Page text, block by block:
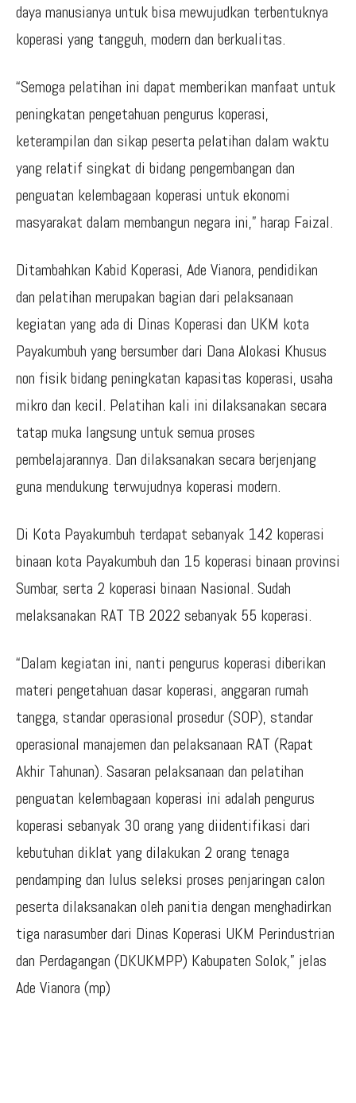
daya manusianya untuk bisa mewujudkan terbentuknya
koperasi yang tangguh, modern dan berkualitas.
“Semoga pelatihan ini dapat memberikan manfaat untuk
peningkatan pengetahuan pengurus koperasi,
keterampilan dan sikap peserta pelatihan dalam waktu
yang relatif singkat di bidang pengembangan dan
penguatan kelembagaan koperasi untuk ekonomi
masyarakat dalam membangun negara ini,” harap Faizal.
Ditambahkan Kabid Koperasi, Ade Vianora, pendidikan
dan pelatihan merupakan bagian dari pelaksanaan
kegiatan yang ada di Dinas Koperasi dan UKM kota
Payakumbuh yang bersumber dari Dana Alokasi Khusus
non fisik bidang peningkatan kapasitas koperasi, usaha
mikro dan kecil. Pelatihan kali ini dilaksanakan secara
tatap muka langsung untuk semua proses
pembelajarannya. Dan dilaksanakan secara berjenjang
guna mendukung terwujudnya koperasi modern.
Di Kota Payakumbuh terdapat sebanyak 142 koperasi
binaan kota Payakumbuh dan 15 koperasi binaan provinsi
Sumbar, serta 2 koperasi binaan Nasional. Sudah
melaksanakan RAT TB 2022 sebanyak 55 koperasi.
“Dalam kegiatan ini, nanti pengurus koperasi diberikan
materi pengetahuan dasar koperasi, anggaran rumah
tangga, standar operasional prosedur (SOP), standar
operasional manajemen dan pelaksanaan RAT (Rapat
Akhir Tahunan). Sasaran pelaksanaan dan pelatihan
penguatan kelembagaan koperasi ini adalah pengurus
koperasi sebanyak 30 orang yang diidentifikasi dari
kebutuhan diklat yang dilakukan 2 orang tenaga
pendamping dan lulus seleksi proses penjaringan calon
peserta dilaksanakan oleh panitia dengan menghadirkan
tiga narasumber dari Dinas Koperasi UKM Perindustrian
dan Perdagangan (DKUKMPP) Kabupaten Solok,” jelas
Ade Vianora (mp)